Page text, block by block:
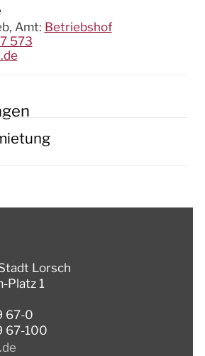
Amt: Betriebshof
573
Lorsch
Platz 1
67-0
67-100
d